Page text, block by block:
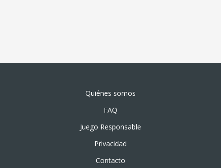
Quiénes somos
FAQ
Juego Responsable
Privacidad
Contacto